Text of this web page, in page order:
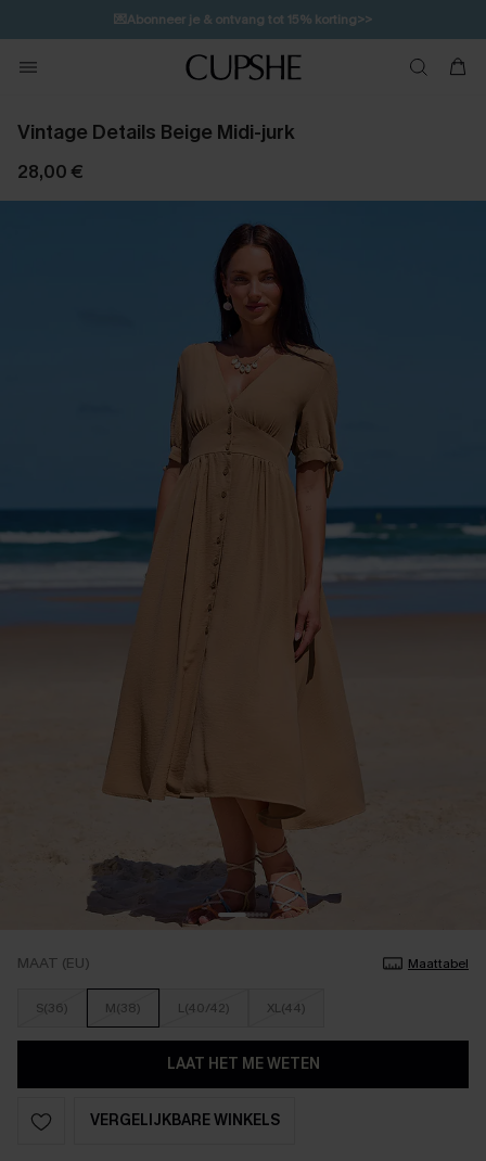
💌Abonneer je & ontvang tot 15% korting>>
Koop 3, krijg 15% korting | CODE: SW15
Vintage Details Beige Midi-jurk
28,00 €
MAAT (EU) Maattabel
S(36) M(38) L(40/42) XL(44)
LAAT HET ME WETEN
VERGELIJKBARE WINKELS